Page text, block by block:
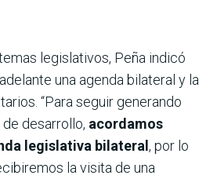
legislativos, Peña indicó
una agenda bilateral y la
“Para seguir generando
desarrollo, acordamos
legislativa bilateral , por lo
la visita de una